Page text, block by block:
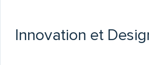
Innovation et